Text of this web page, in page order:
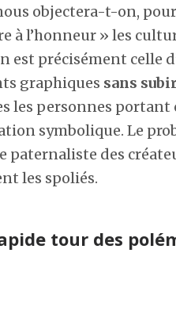
objectera-t-on,
à l’honneur » les
est précisément celle
graphiques sans
les personnes portant
symbolique. Le
paternaliste des
les spoliés.
tour des